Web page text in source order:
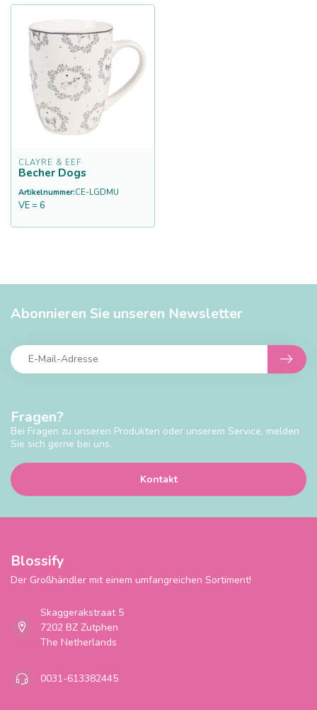
CLAYRE & EEF
Becher Dogs
Artikelnummer:CE-LGDMU
VE = 6
Fragen?
Bei Fragen zu unseren Produkten oder unserem Service, melden
Sie sich gerne bei uns.
Kontakt
Abonnieren Sie unseren Newsletter
Blossify
Der Großhändler mit einem umfangreichen Sortiment!
Skaggerakstraat 5
7202 BZ Zutphen
The Netherlands
0031-613382445